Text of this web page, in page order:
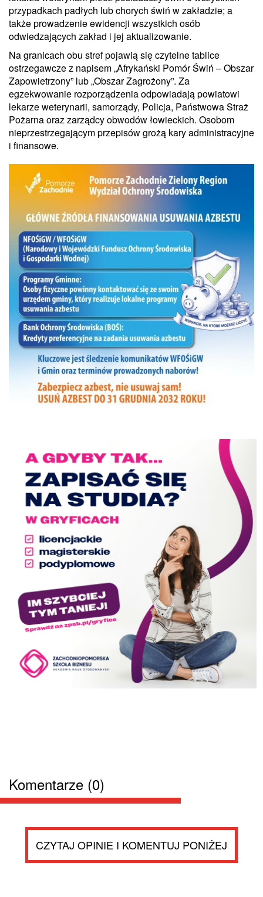
przypadkach padłych lub chorych świń w zakładzie; a
także prowadzenie ewidencji wszystkich osób
odwiedzających zakład i jej aktualizowanie.
Na granicach obu stref pojawią się czytelne tablice
ostrzegawcze z napisem „Afrykański Pomór Świń – Obszar
Zapowietrzony” lub „Obszar Zagrożony”. Za
egzekwowanie rozporządzenia odpowiadają powiatowi
lekarze weterynarii, samorządy, Policja, Państwowa Straż
Pożarna oraz zarządcy obwodów łowieckich. Osobom
nieprzestrzegającym przepisów grożą kary administracyjne
i finansowe.
Komentarze (0)
CZYTAJ OPINIE I KOMENTUJ PONIŻEJ